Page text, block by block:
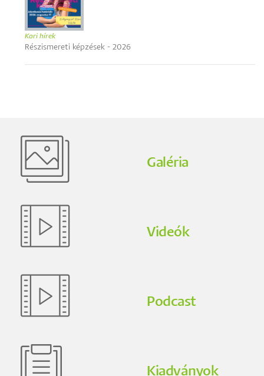
Kari hírek
Részismereti képzések - 2026
Galéria
Videók
Podcast
Kiadványok